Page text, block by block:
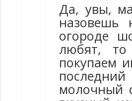
Да, увы,
назовешь
огороде
любят, то
покупаем
молочный